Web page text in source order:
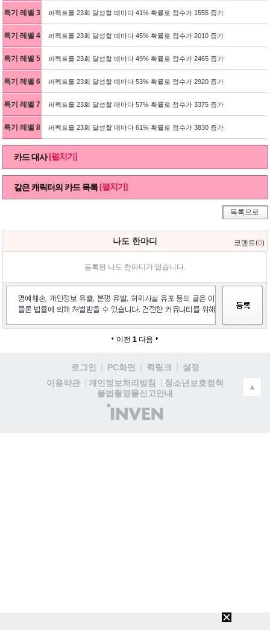
특기 레벨 3 퍼펙트를 23회 달성할 때마다 41% 확률로 점수가 1555 증가
특기 레벨 4 퍼펙트를 23회 달성할 때마다 45% 확률로 점수가 2010 증가
특기 레벨 5 퍼펙트를 23회 달성할 때마다 49% 확률로 점수가 2465 증가
특기 레벨 6 퍼펙트를 23회 달성할 때마다 53% 확률로 점수가 2920 증가
특기 레벨 7 퍼펙트를 23회 달성할 때마다 57% 확률로 점수가 3375 증가
특기 레벨 8 퍼펙트를 23회 달성할 때마다 61% 확률로 점수가 3830 증가
카드 대사 [펼치기]
같은 캐릭터의 카드 목록 [펼치기]
목록으로
나도 한마디 코멘트(0)
등록된 나도 한마디가 없습니다.
이전 1 다음
로그인 PC화면 퀵링크
설정
이용약관
개인정보처리방침
청소년보호정책
불법촬영물신고안내
(주)
인
▲